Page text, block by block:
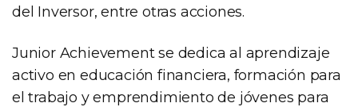
del Inversor, entre otras acciones.
Junior Achievement se dedica al aprendizaje
activo en educación financiera, formación para
el trabajo y emprendimiento de jóvenes para